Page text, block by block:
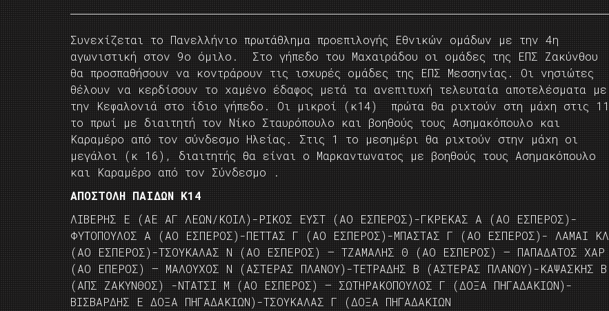
Συνεχίζεται το Πανελλήνιο πρωτάθλημα προεπιλογής Εθνικών ομάδων με την 4η
αγωνιστική στον 9ο όμιλο. Στο γήπεδο του Μαχαιράδου οι ομάδες της ΕΠΣ Ζακύνθου
θα προσπαθήσουν να κοντράρουν τις ισχυρές ομάδες της ΕΠΣ Μεσσηνίας. Οι νησιώτες
θέλουν να κερδίσουν το χαμένο έδαφος μετά τα ανεπιτυχή τελευταία αποτελέσματα με
την Κεφαλονιά στο ίδιο γήπεδο. Οι μικροί (κ14) πρώτα θα ριχτούν στη μάχη στις 11
το πρωί με διαιτητή τον Νίκο Σταυρόπουλο και βοηθούς τους Ασημακόπουλο και
Καραμέρο από τον σύνδεσμο Ηλείας. Στις 1 το μεσημέρι θα ριχτούν στην μάχη οι
μεγάλοι (κ 16), διαιτητής θα είναι ο Μαρκαντωνατος με βοηθούς τους Ασημακόπουλο
και Καραμέρο από τον Σύνδεσμο .
ΑΠΟΣΤΟΛΗ ΠΑΙΔΩΝ Κ14
ΛΙΒΕΡΗΣ Ε (ΑΕ ΑΓ ΛΕΩΝ/ΚΟΙΛ)-ΡΙΚΟΣ ΕΥΣΤ (ΑΟ ΕΣΠΕΡΟΣ)-ΓΚΡΕΚΑΣ Α (ΑΟ ΕΣΠΕΡΟΣ)-
ΦΥΤΟΠΟΥΛΟΣ Α (ΑΟ ΕΣΠΕΡΟΣ)-ΠΕΤΤΑΣ Γ (ΑΟ ΕΣΠΕΡΟΣ)-ΜΠΑΣΤΑΣ Γ (ΑΟ ΕΣΠΕΡΟΣ)- ΛΑΜΑΙ ΚΛ
(ΑΟ ΕΣΠΕΡΟΣ)-ΤΣΟΥΚΑΛΑΣ Ν (ΑΟ ΕΣΠΕΡΟΣ) – ΤΖΑΜΑΛΗΣ Θ (ΑΟ ΕΣΠΕΡΟΣ) – ΠΑΠΑΔΑΤΟΣ ΧΑΡ
(ΑΟ ΕΠΕΡΟΣ) – ΜΑΛΟΥΧΟΣ Ν (ΑΣΤΕΡΑΣ ΠΛΑΝΟΥ)-ΤΕΤΡΑΔΗΣ Β (ΑΣΤΕΡΑΣ ΠΛΑΝΟΥ)-ΚΑΨΑΣΚΗΣ Β
(ΑΠΣ ΖΑΚΥΝΘΟΣ) -ΝΤΑΤΣΙ Μ (ΑΟ ΕΣΠΕΡΟΣ) — ΣΩΤΗΡΑΚΟΠΟΥΛΟΣ Γ (ΔΟΞΑ ΠΗΓΑΔΑΚΙΩΝ)-
ΒΙΣΒΑΡΔΗΣ Ε ΔΟΞΑ ΠΗΓΑΔΑΚΙΩΝ)-ΤΣΟΥΚΑΛΑΣ Γ (ΔΟΞΑ ΠΗΓΑΔΑΚΙΩΝ